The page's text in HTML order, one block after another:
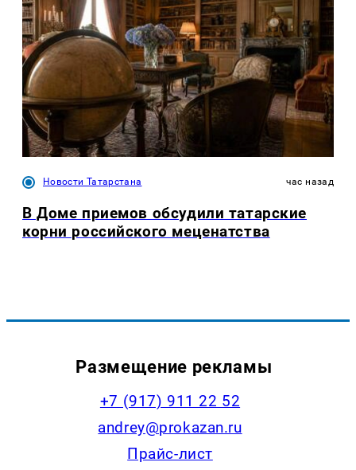
Новости Татарстана час назад
В Доме приемов обсудили татарские
корни российского меценатства
Размещение рекламы
+7 (917) 911 22 52
andrey@prokazan.ru
Прайс-лист